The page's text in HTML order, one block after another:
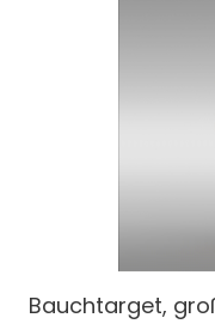
Bauchtarget,